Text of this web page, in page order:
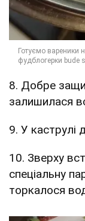
8. Добре
залишилася
9. У каструлі
10. Зверху
спеціальну
торкалося